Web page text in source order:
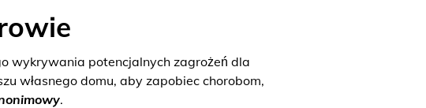
wykrywania potencjalnych zagrożeń dla
własnego domu, aby zapobiec chorobom,
.